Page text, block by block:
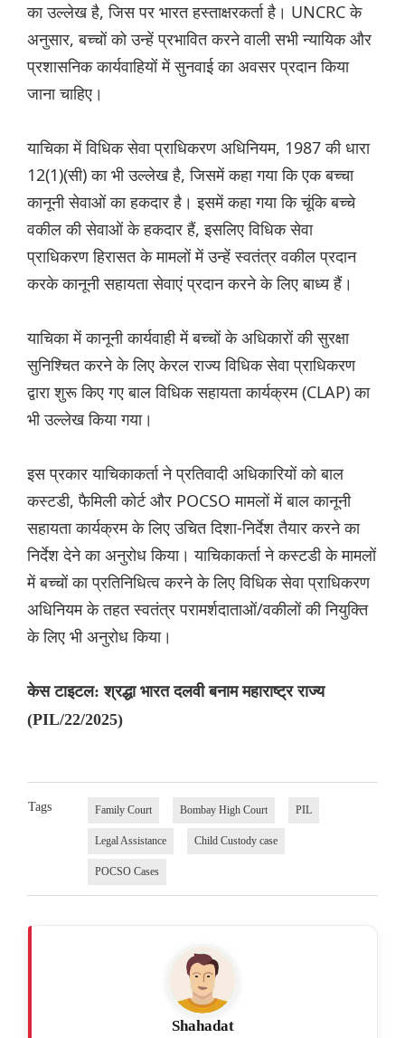
का उल्लेख है, जिस पर भारत हस्ताक्षरकर्ता है। UNCRC के
अनुसार, बच्चों को उन्हें प्रभावित करने वाली सभी न्यायिक और
प्रशासनिक कार्यवाहियों में सुनवाई का अवसर प्रदान किया
जाना चाहिए।
याचिका में विधिक सेवा प्राधिकरण अधिनियम, 1987 की धारा
12(1)(सी) का भी उल्लेख है, जिसमें कहा गया कि एक बच्चा
कानूनी सेवाओं का हकदार है। इसमें कहा गया कि चूंकि बच्चे
वकील की सेवाओं के हकदार हैं, इसलिए विधिक सेवा
प्राधिकरण हिरासत के मामलों में उन्हें स्वतंत्र वकील प्रदान
करके कानूनी सहायता सेवाएं प्रदान करने के लिए बाध्य हैं।
याचिका में कानूनी कार्यवाही में बच्चों के अधिकारों की सुरक्षा
सुनिश्चित करने के लिए केरल राज्य विधिक सेवा प्राधिकरण
द्वारा शुरू किए गए बाल विधिक सहायता कार्यक्रम (CLAP) का
भी उल्लेख किया गया।
इस प्रकार याचिकाकर्ता ने प्रतिवादी अधिकारियों को बाल
कस्टडी, फैमिली कोर्ट और POCSO मामलों में बाल कानूनी
सहायता कार्यक्रम के लिए उचित दिशा-निर्देश तैयार करने का
निर्देश देने का अनुरोध किया। याचिकाकर्ता ने कस्टडी के मामलों
में बच्चों का प्रतिनिधित्व करने के लिए विधिक सेवा प्राधिकरण
अधिनियम के तहत स्वतंत्र परामर्शदाताओं/वकीलों की नियुक्ति
के लिए भी अनुरोध किया।
केस टाइटल: श्रद्धा भारत दलवी बनाम महाराष्ट्र राज्य
(PIL/22/2025)
Tags Family Court Bombay High Court PIL
Legal Assistance Child Custody case
POCSO Cases
Shahadat